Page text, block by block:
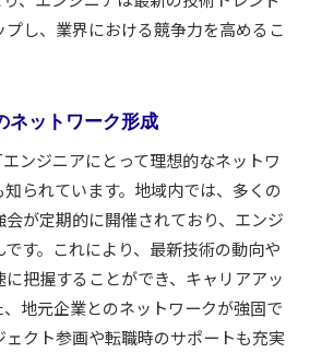
し、業界における競争力を高めるこ
ネットワーク形成
ンジニアにとって理想的なネットワ
られています。地域内では、多くの
が定期的に開催されており、エンジ
す。これにより、最新技術の動向や
把握することができ、キャリアアッ
地元企業とのネットワークが強固で
ェクト参画や転職時のサポートも充実